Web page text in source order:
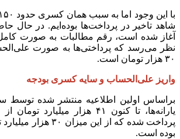
شاهد تاخیر در پرداخت‌ها بوده‌ایم. در حال
آغاز شده است، رقم مطالبات به صورت
نظر می‌رسد که پرداختی‌ها به صورت
۳۰ هزار تومان است.
واریز علی‌الحساب و سایه کسری بودجه
براساس اولین اطلاعیه منتشر شده توسط
یارانه‌ها، تا کنون ۴۱ هزار
پرداخت شده که از این
بوده است.